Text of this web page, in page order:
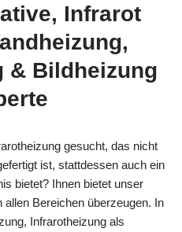
Infrarot
& Bildheizung
gesucht, das nicht
ist, stattdessen auch ein
bietet? Ihnen bietet unser
allen Bereichen überzeugen. In
Infrarotheizung als